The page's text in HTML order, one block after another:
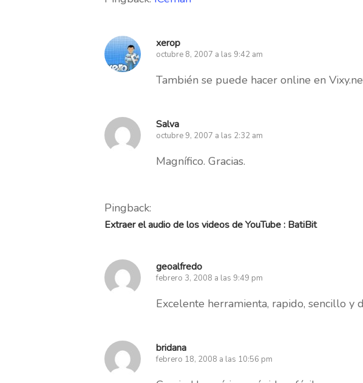
xerop
octubre 8, 2007 a las 9:42 am
También se puede hacer online en
Salva
octubre 9, 2007 a las 2:32 am
Magnífico. Gracias.
Pingback:
Extraer el audio de los videos de YouTube : BatiBit
geoalfredo
febrero 3, 2008 a las 9:49 pm
Excelente herramienta, rapido, sencillo y
bridana
febrero 18, 2008 a las 10:56 pm